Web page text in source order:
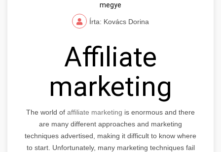
megye
Írta: Kovács Dorina
Affiliate
marketing
The world of affiliate marketing is enormous and there
are many different approaches and marketing
techniques advertised, making it difficult to know where
to start. Unfortunately, many marketing techniques fail